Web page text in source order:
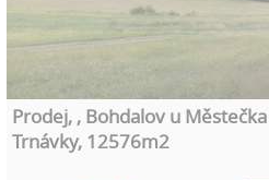
Prodej, , Bohdalov u Městečka
Trnávky, 12576m2